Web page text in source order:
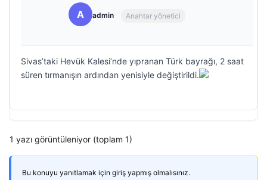
A admin Anahtar yönetici
Sivas’taki Hevük Kalesi’nde yıpranan Türk bayrağı, 2 saat
süren tırmanışın ardından yenisiyle değiştirildi.
1 yazı görüntüleniyor (toplam 1)
Bu konuyu yanıtlamak için giriş yapmış olmalısınız.